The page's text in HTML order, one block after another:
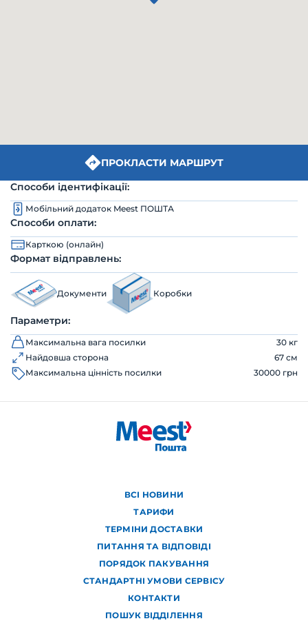
ПРОКЛАСТИ МАРШРУТ
Способи ідентифікації:
Мобільний додаток Meest ПОШТА
Способи оплати:
Карткою (онлайн)
Формат відправлень:
Документи Коробки
Параметри:
Максимальна вага посилки
30 кг
Найдовша сторона
67 см
Максимальна цінність посилки
30000 грн
ВСІ НОВИНИ
ТАРИФИ
ТЕРМІНИ ДОСТАВКИ
ПИТАННЯ ТА ВІДПОВІДІ
ПОРЯДОК ПАКУВАННЯ
СТАНДАРТНІ УМОВИ СЕРВІСУ
КОНТАКТИ
ПОШУК ВІДДІЛЕННЯ